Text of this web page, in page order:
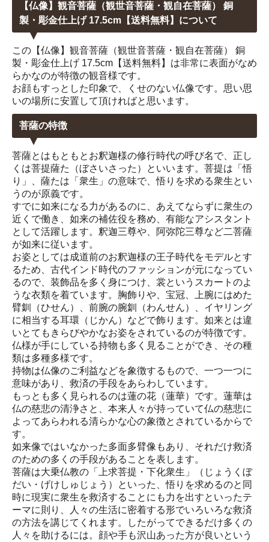
【仏像】観音菩薩（観世音菩薩・観自在菩薩） 銅
製・彫金仕上げ 17.5cm【送料無料】について
この【仏像】観音菩薩（観世音菩薩・観自在菩薩） 銅
製・彫金仕上げ 17.5cm【送料無料】は非常に表面がなめ
らかなのが特徴の観音様です。
お顔もすっとした印象で、くせのない仏像です。思い思
いの場所に安置して頂ければと思います。
菩薩の特徴
菩薩とはもともとお釈迦様の修行時代の呼び名で、正し
くは菩提薩た（ぼさいさった）といいます。菩提は「悟
り」、薩たは「衆生」の意味で、悟りを求める衆生とい
うのが原義です。
すでに如来になる力があるのに、あえてならずに衆生の
近くで働き、如来の補佐役を務め、有能なアシスタント
として活躍します。釈迦三尊や、阿弥陀三尊など二菩薩
が如来に従います。
お姿としては成道前のお釈迦様の王子時代をモデルとす
るため、古代インド時代のファッションが元になってい
るので、装飾品を多く身につけ、裳というスカートのよ
うな衣類を着ています。胸飾りや、宝冠、上腕にはめた
臂釧（ひせん）、前腕の腕釧（わんせん）、イヤリング
に相当する耳環（じかん）などで飾ります。如来とは違
いとてもきらびやかなお姿をされているのが特徴です。
仏様が手にしている持物も多く見ることができ、その種
類は多種多様です。
持物は仏像のご利益などを象徴するもので、一つ一つに
意味があり、救済の手段をあらわしています。
もっとも多く見られるのは蓮の花（蓮華）です。蓮華は
仏の慈悲の清浄さと、本来人々が持っていて仏の慈悲に
よってあらわれる清らかな心の象徴とされているからで
す。
如来像ではいなかった多面多臂像もあり、それだけ救済
のための多くの手段があることを表します。
菩薩は大乗仏教の「上求菩提・下化衆生」（じょうくぼ
だい・げけしゅじょう）といった、悟りを求めるのと同
時に現実に衆生を救済することにも力を出すといったテ
ーマに則り、人々の生活に密着する形でいろいろな救済
の方法を講じてくれます。したがってできるだけ多くの
人々を助けるには。顔や手も沢山あった方が良いという